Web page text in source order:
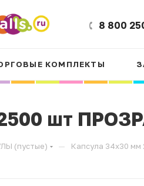
8 800
КОМПЛЕКТЫ
шт
(пустые) — Капсула 34х30